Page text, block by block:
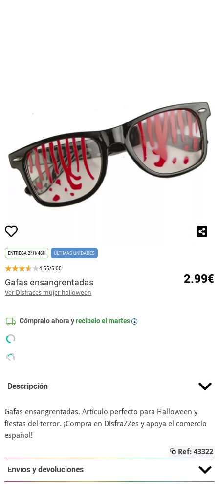
ENTREGA 24H/48H ÚLTIMAS UNIDADES
4.55/5.00
Gafas ensangrentadas
Ver Disfraces mujer halloween
2.99€
Cómpralo ahora yrecíbelo el martes i
Descripción
Gafas ensangrentadas. Artículo perfecto para Halloween y
fiestas del terror. ¡Compra en DisfraZZes y apoya el comercio
español!
Ref: 43322
Envíos y devoluciones